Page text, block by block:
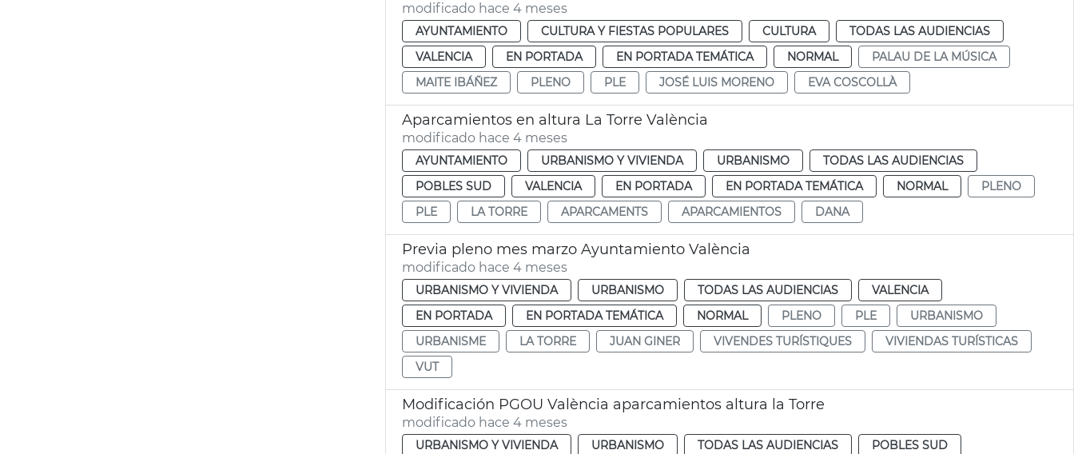
modificado hace 4 meses
AYUNTAMIENTO CULTURA Y FIESTAS POPULARES CULTURA
TODAS LAS AUDIENCIAS
VALENCIA
EN PORTADA EN PORTADA TEMÁTICA NORMAL
PALAU DE LA MÚSICA
MAITE IBÁÑEZ
PLENO PLE JOSÉ LUIS MORENO EVA COSCOLLÀ
Aparcamientos en altura La Torre València
modificado hace 4 meses
AYUNTAMIENTO URBANISMO Y VIVIENDA URBANISMO
TODAS LAS AUDIENCIAS
POBLES SUD
VALENCIA EN PORTADA EN PORTADA TEMÁTICA NORMAL
PLENO
PLE
LA TORRE APARCAMENTS APARCAMIENTOS DANA
Previa pleno mes marzo Ayuntamiento València
modificado hace 4 meses
URBANISMO Y VIVIENDA URBANISMO TODAS LAS AUDIENCIAS
VALENCIA
EN PORTADA
EN PORTADA TEMÁTICA NORMAL PLENO PLE
URBANISMO
URBANISME
LA TORRE JUAN GINER VIVENDES TURÍSTIQUES
VIVIENDAS TURÍSTICAS
VUT
Modificación PGOU València aparcamientos altura la Torre
modificado hace 4 meses
URBANISMO Y VIVIENDA URBANISMO TODAS LAS AUDIENCIAS POBLES SUD